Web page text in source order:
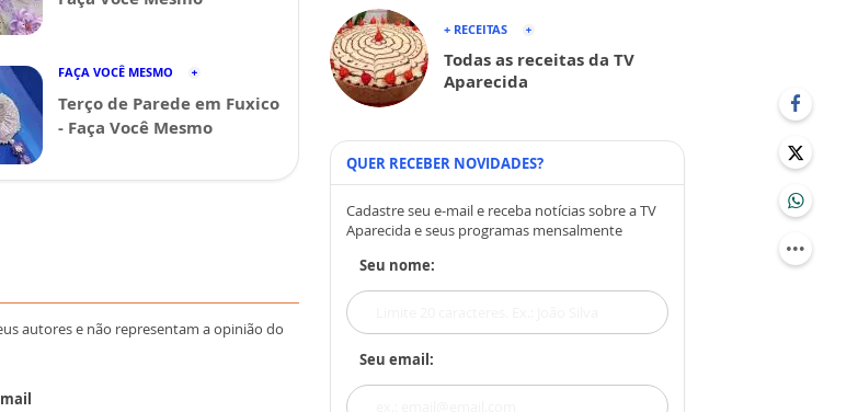
FAÇA VOCÊ MESMO
Terço de Parede em Fuxico
- Faça Você Mesmo
autores e não representam a opinião do
+ RECEITAS
Todas as receitas da TV
Aparecida
QUER RECEBER NOVIDADES?
Cadastre seu e-mail e receba notícias sobre a TV
Aparecida e seus programas mensalmente
Seu nome:
Seu email: